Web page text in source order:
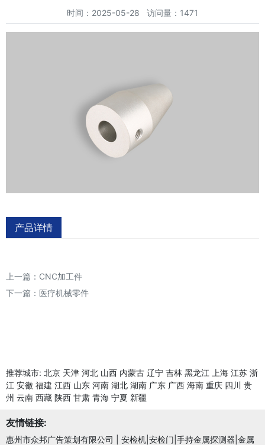
时间：2025-05-28 访问量：1471
产品详情
上一篇： CNC加工件
下一篇： 医疗机械零件
推荐城市: 北京 天津 河北 山西 内蒙古 辽宁 吉林 黑龙江 上海 江苏 浙
江 安徽 福建 江西 山东 河南 湖北 湖南 广东 广西 海南 重庆 四川 贵
州 云南 西藏 陕西 甘肃 青海 宁夏 新疆
友情链接:
惠州市众邦广告策划有限公司
安检机|安检门|手持金属探测器|金属